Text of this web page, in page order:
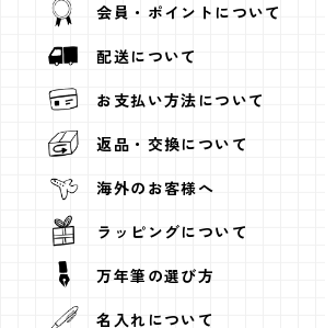
会員・ポイントについて
配送について
お支払い方法について
返品・交換について
海外のお客様へ
ラッピングについて
万年筆の選び方
名入れについて